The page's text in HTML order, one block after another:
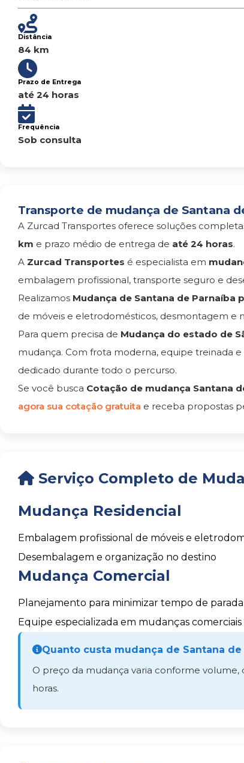
Distância
84 km
Prazo de Entrega
até 24 horas
Frequência
Sob consulta
Transporte de mudança de Santana
A Zurcad Transportes oferece soluções
km e prazo médio de entrega de até 24 horas.
A Zurcad Transportes é especialista em
embalagem profissional, transporte seguro e
Realizamos Mudança de Santana de Parnaíba
de móveis e eletrodomésticos, desmontagem
Para quem precisa de Mudança do estado de
mudança. Com frota moderna, equipe treinada
dedicado durante todo o percurso.
Se você busca Cotação de mudança Santana
agora sua cotação gratuita e receba propostas
Serviço Completo de
Mudança Residencial
Embalagem profissional de móveis e
Desembalagem e organização no destino
Mudança Comercial
Planejamento para minimizar tempo de parada
Equipe especializada em mudanças comerciais
Quanto custa mudança de Santana de
O preço da mudança varia conforme volume,
horas.